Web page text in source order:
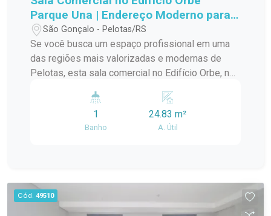
Parque Una | Endereço Moderno para o
Seu Negócio em Pelotas
São Gonçalo - Pelotas/RS
Se você busca um espaço profissional em uma
das regiões mais valorizadas e modernas de
Pelotas, esta sala comercial no Edifício Orbe, no
imóvel oferece um ambiente contemporâneo,
com ótima iluminação natural e estrutura ideal
para quem deseja instalar seu negócio em um
comerciais mais modernos da região, a sala
proporciona um ambiente profissional que
1
Banho
24.83 m²
A. Útil
Cód. 49510